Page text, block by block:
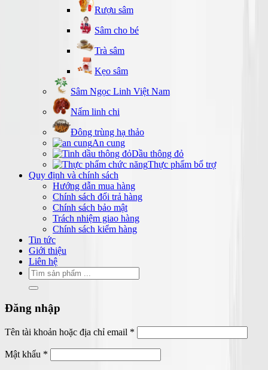
Rượu sâm
Sâm cho bé
Trà sâm
Kẹo sâm
Sâm Ngọc Linh Việt Nam
Nấm linh chi
Đông trùng hạ thảo
An cung
Dầu thông đỏ
Thực phẩm bổ trợ
Quy định và chính sách
Hướng dẫn mua hàng
Chính sách đổi trả hàng
Chính sách bảo mật
Trách nhiệm giao hàng
Chính sách kiểm hàng
Tin tức
Giới thiệu
Liên hệ
Tìm
kiếm:
Đăng nhập
Tên tài khoản hoặc địa chỉ email *
buộc
Mật khẩu *
buộc